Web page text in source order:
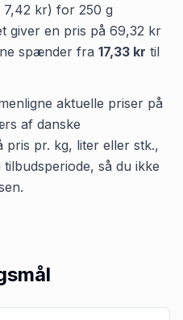
7,42 kr) for 250 g
giver en pris på 69,32 kr
spænder fra 17,33 kr til
aktuelle priser på
af danske
pris pr. kg, liter eller stk.,
så du ikke